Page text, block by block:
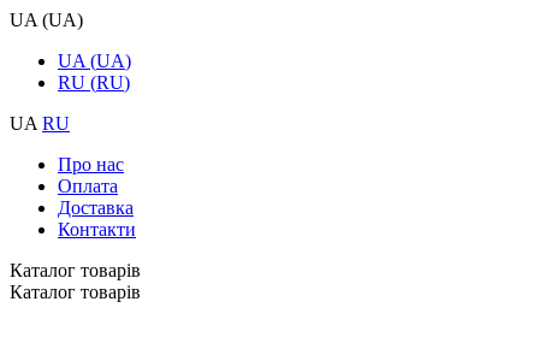
UA (UA)
UA (UA)
RU (RU)
UA RU
Про нас
Оплата
Доставка
Контакти
Каталог товарiв
Каталог товарiв